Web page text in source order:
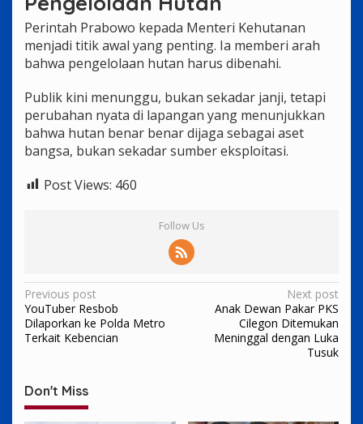
Perintah Prabowo kepada Menteri Kehutanan
menjadi titik awal yang penting. Ia memberi arah
bahwa pengelolaan hutan harus dibenahi.
Publik kini menunggu, bukan sekadar janji, tetapi
perubahan nyata di lapangan yang menunjukkan
bahwa hutan benar benar dijaga sebagai aset
bangsa, bukan sekadar sumber eksploitasi.
Post Views: 460
Follow Us
Post
navigation
Previous post
YouTuber Resbob
Dilaporkan ke Polda Metro
Terkait Kebencian
Next post
Anak Dewan Pakar PKS
Cilegon Ditemukan
Meninggal dengan Luka
Tusuk
Don't Miss